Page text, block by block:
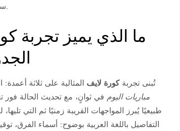
سريعة قبل العمل، وفي فترات الاستراحة، وعند اقتراب صافرة البداية.
ما الذي يميز
تُبنى تجربةكورة لايف المثالية على ثلاثة
مباريات اليوم في ثوانٍ، مع تحديث الحالة فور
طبيعيًا يُبرز المواجهات القريبة زمنيًا ثم التي
التفاصيل باللغة العربية بوضوح: أسماء الفرق،